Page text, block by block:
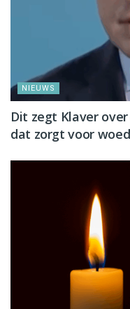
NIEUWS
Dit zegt Klaver
dat zorgt voor